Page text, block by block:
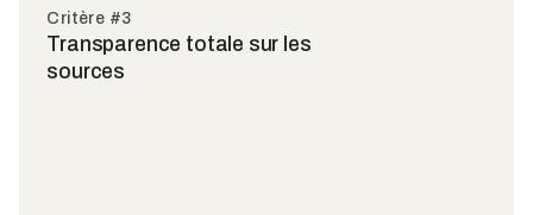
Critère #3
Transparence totale sur les
sources